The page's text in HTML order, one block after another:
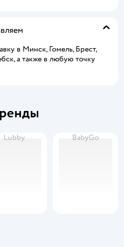
в Минск, Гомель, Брест,
а также в любую точку
Lubby BabyGo